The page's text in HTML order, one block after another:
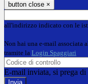
button close ×
all'indirizzo indicato con le
Non hai una e-mail associata
tramite la Login Spaggiari
E-mail inviata, si prega di